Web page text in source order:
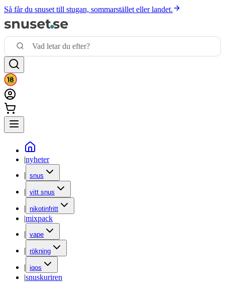
Så får du snuset till stugan, sommarstället eller landet.
|nyheter
| snus
| vitt snus
| nikotinfritt
|mixpack
| vape
| rökning
| iqos
|snuskuriren